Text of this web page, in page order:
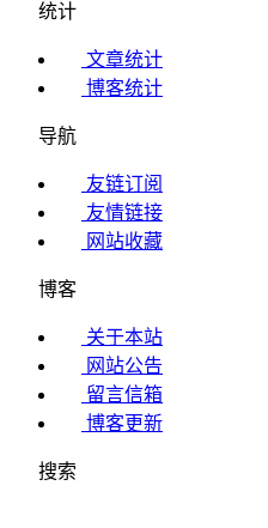
统计
文章统计
博客统计
导航
友链订阅
友情链接
网站收藏
博客
关于本站
网站公告
留言信箱
博客更新
搜索